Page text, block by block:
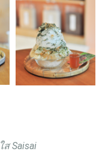
ส Saisai